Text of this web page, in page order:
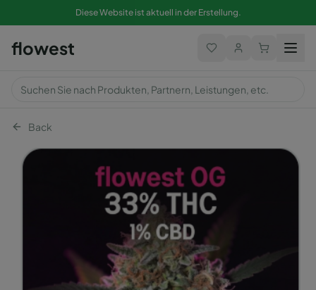
Diese Website ist aktuell in der Erstellung.
flowest
Back